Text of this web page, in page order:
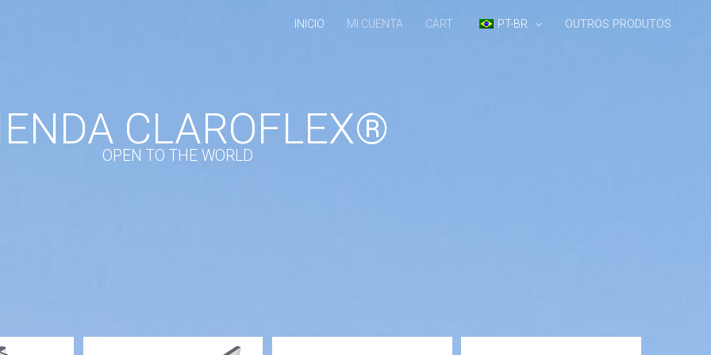
INICIO MI CUENTA CART PT-BR OUTROS PRODUTOS
CLAROFLEX®
OPEN TO THE WORLD